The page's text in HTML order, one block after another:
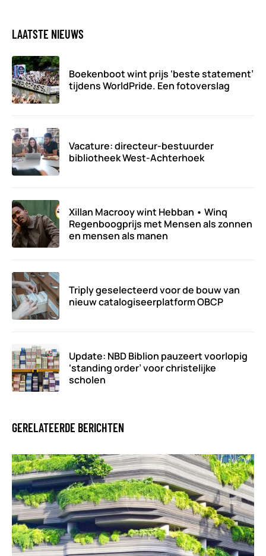
LAATSTE NIEUWS
Boekenboot wint prijs ‘beste statement’
tijdens WorldPride. Een fotoverslag
Vacature: directeur-bestuurder
bibliotheek West-Achterhoek
Xillan Macrooy wint Hebban • Winq
Regenboogprijs met Mensen als zonnen
en mensen als manen
Triply geselecteerd voor de bouw van
nieuw catalogiseerplatform OBCP
Update: NBD Biblion pauzeert voorlopig
‘standing order’ voor christelijke
scholen
GERELATEERDE BERICHTEN